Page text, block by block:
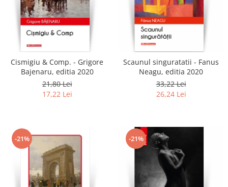
Cismigiu & Comp. - Grigore
Bajenaru, editia 2020
21,80 Lei
17,22 Lei
Scaunul singuratatii - Fanus
Neagu, editia 2020
33,22 Lei
26,24 Lei
-21% -21%